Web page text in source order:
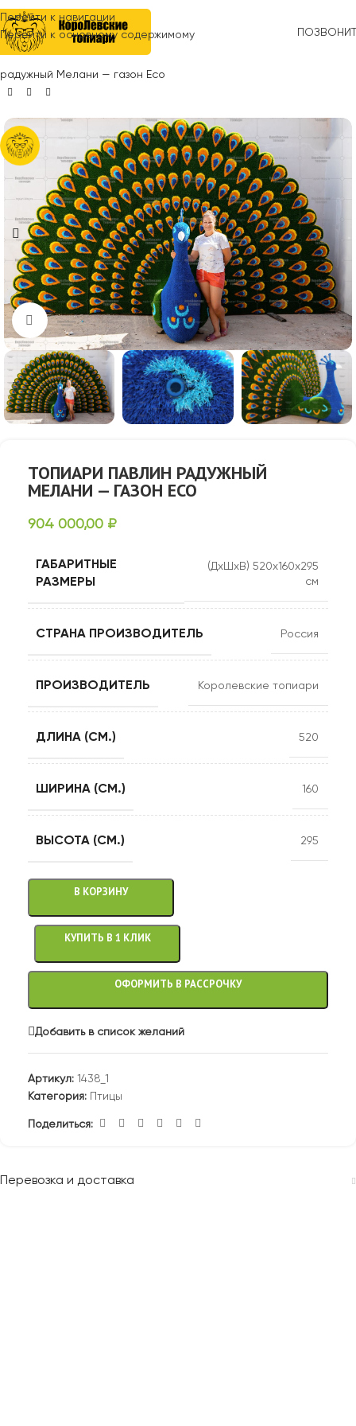
Перейти к навигации
Перейти к основному содержимому
Главная»Топиари»Животные
радужный Мелани — газон Eco
Нажмите, чтобы увеличить
ТОПИАРИ ПАВЛИН РАДУЖНЫЙ
МЕЛАНИ — ГАЗОН ECO
904 000,00 ₽
ГАБАРИТНЫЕ
РАЗМЕРЫ
(ДхШхВ) 520х160х295
см
СТРАНА ПРОИЗВОДИТЕЛЬ Россия
ПРОИЗВОДИТЕЛЬ Королевские топиари
ДЛИНА (СМ.) 520
ШИРИНА (СМ.) 160
ВЫСОТА (СМ.) 295
В КОРЗИНУ
КУПИТЬ В 1 КЛИК
ОФОРМИТЬ В РАССРОЧКУ
Добавить в список желаний
Артикул: 1438_1
Категория: Птицы
Поделиться:
Перевозка и доставка